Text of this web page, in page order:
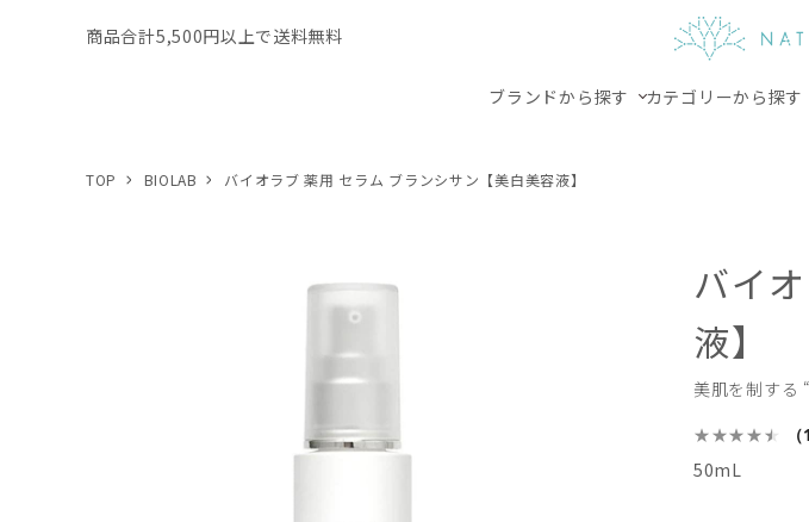
商品合計5,500円以上で送料無料
ブランドから探す カテゴリーから探す
TOP BIOLAB バイオラブ 薬用 セラム ブランシサン【美白美容液】
バイ
液】
美肌を制する
50mL